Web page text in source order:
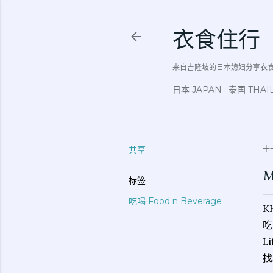
衣食住行
来自吉隆坡的日本媳妇分享
日本 JAPAN 泰国
共享
标签
吃喝 Food n Beverage
十
找